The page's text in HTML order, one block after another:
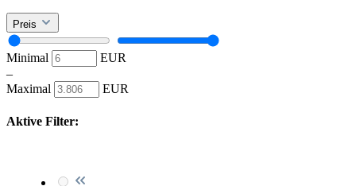
Preis
Minimal
EUR
–
Maximal
EUR
Aktive Filter: